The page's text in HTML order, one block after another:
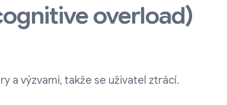
overload)
a výzvami, takže se uživatel ztrácí.